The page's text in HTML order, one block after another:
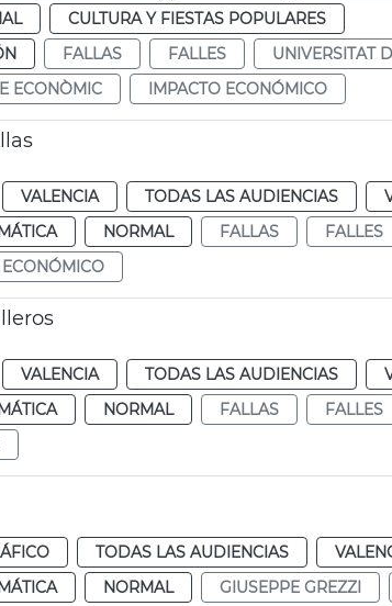
CULTURA Y FIESTAS POPULARES
FALLAS FALLES
UNIVERSITAT
ECONÒMIC IMPACTO ECONÓMICO
VALENCIA TODAS LAS AUDIENCIAS
NORMAL FALLAS
FALLES
VALENCIA TODAS LAS AUDIENCIAS
NORMAL FALLAS FALLES
TODAS LAS AUDIENCIAS
NORMAL GIUSEPPE GREZZI